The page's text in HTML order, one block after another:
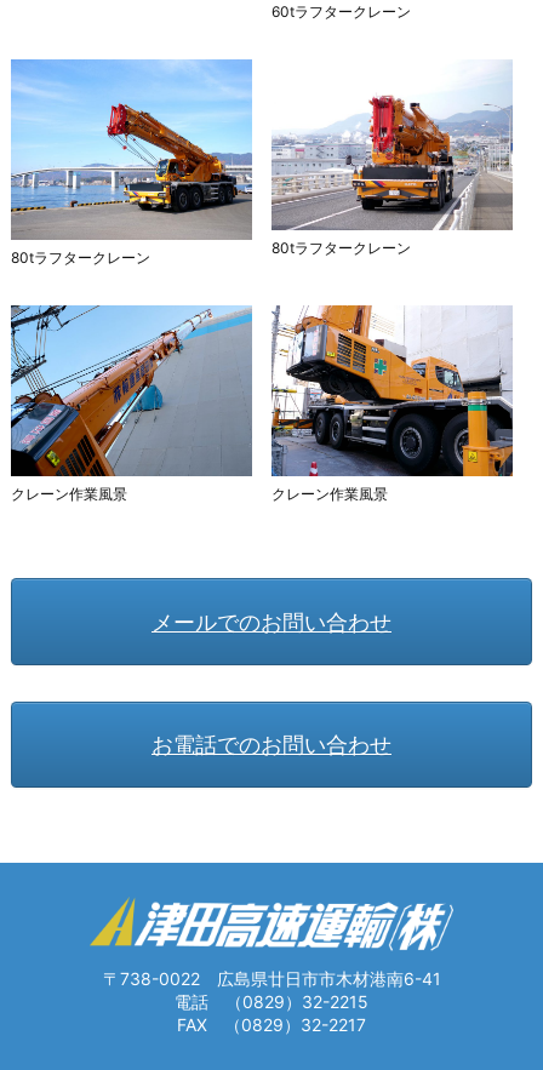
60tラフタークレーン
80tラフタークレーン
80tラフタークレーン
クレーン作業風景 クレーン作業風景
メールでのお問い合わせ
お電話でのお問い合わせ
〒738-0022 広島県廿日市市木材港南6-41
電話
（0829）32-2215
FAX （0829）32-2217